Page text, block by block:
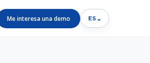
Me interesa una demo ES ⌄